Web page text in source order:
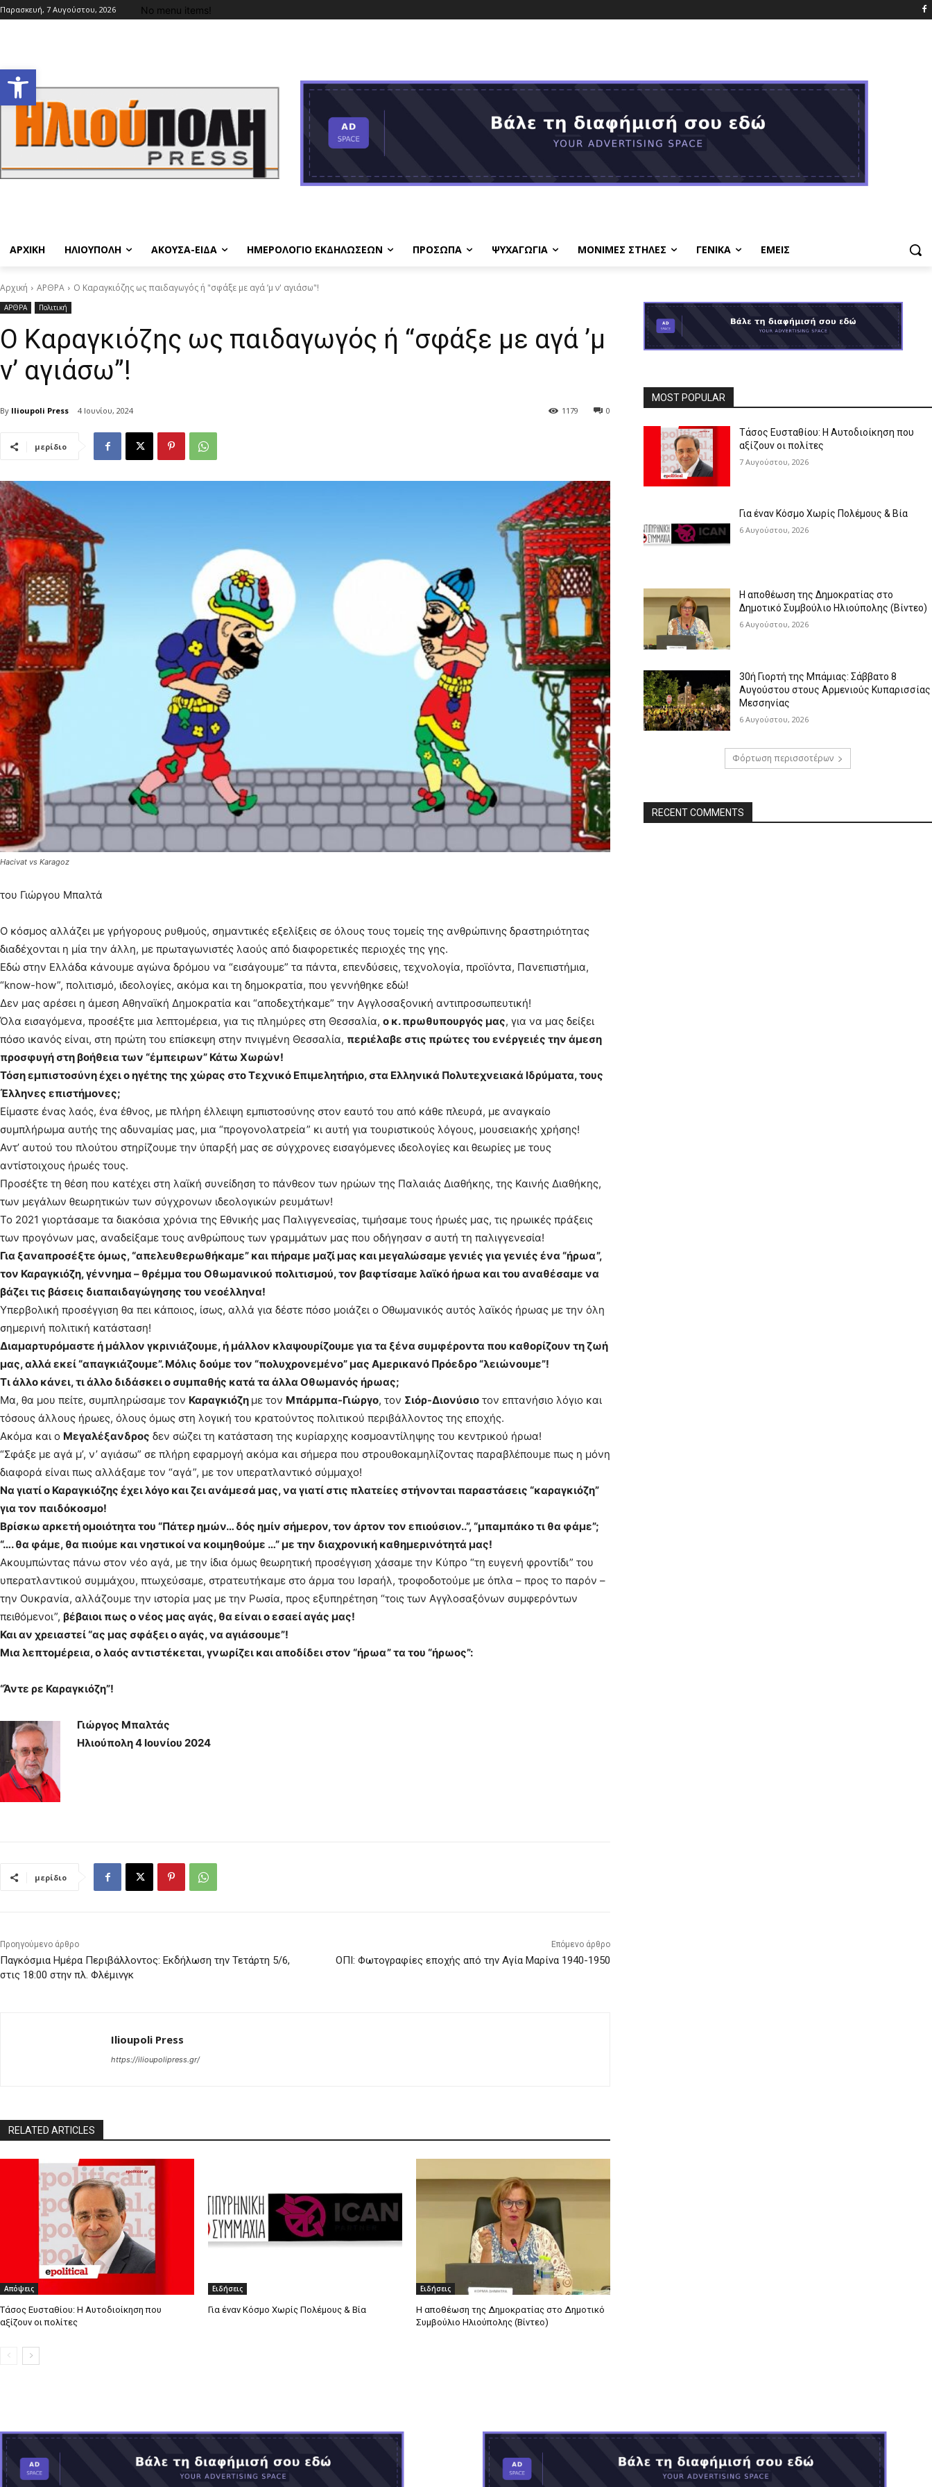
Ανοίξτε τη γραμμή εργαλείων
Παρασκευή, 7 Αυγούστου, 2026 No menu items!
ΑΡΧΙΚΗ ΗΛΙΟΥΠΟΛΗ ΑΚΟΥΣΑ-ΕΙΔΑ ΗΜΕΡΟΛΟΓΙΟ ΕΚΔΗΛΩΣΕΩΝ ΠΡΟΣΩΠΑ ΨΥΧΑΓΩΓΙΑ ΜΟΝΙΜΕΣ ΣΤΗΛΕΣ ΓΕΝΙΚΑ ΕΜΕΙΣ
Αρχική ΑΡΘΡΑ Ο Καραγκιόζης ως παιδαγωγός ή "σφάξε με αγά ’μ ν' αγιάσω"!
ΑΡΘΡΑ Πολιτική
Ο Καραγκιόζης ως παιδαγωγός ή “σφάξε με αγά ’μ
ν’ αγιάσω”!
By Ilioupoli Press 4 Ιουνίου, 2024 0
1179
μερίδιο
Hacivat vs Karagoz
του Γιώργου Μπαλτά
Ο κόσμος αλλάζει με γρήγορους ρυθμούς, σημαντικές εξελίξεις σε όλους τους τομείς της ανθρώπινης δραστηριότητας
διαδέχονται η μία την άλλη, με πρωταγωνιστές λαούς από διαφορετικές περιοχές της γης.
Εδώ στην Ελλάδα κάνουμε αγώνα δρόμου να “εισάγουμε” τα πάντα, επενδύσεις, τεχνολογία, προϊόντα, Πανεπιστήμια,
“know-how”, πολιτισμό, ιδεολογίες, ακόμα και τη δημοκρατία, που γεννήθηκε εδώ!
Δεν μας αρέσει η άμεση Αθηναϊκή Δημοκρατία και “αποδεχτήκαμε” την Αγγλοσαξονική αντιπροσωπευτική!
Όλα εισαγόμενα, προσέξτε μια λεπτομέρεια, για τις πλημύρες στη Θεσσαλία, ο κ. πρωθυπουργός μας, για να μας δείξει
πόσο ικανός είναι, στη πρώτη του επίσκεψη στην πνιγμένη Θεσσαλία, περιέλαβε στις πρώτες του ενέργειές την άμεση
προσφυγή στη βοήθεια των “έμπειρων” Κάτω Χωρών!
Τόση εμπιστοσύνη έχει ο ηγέτης της χώρας στο Τεχνικό Επιμελητήριο, στα Ελληνικά Πολυτεχνειακά Ιδρύματα, τους
Έλληνες επιστήμονες;
Είμαστε ένας λαός, ένα έθνος, με πλήρη έλλειψη εμπιστοσύνης στον εαυτό του από κάθε πλευρά, με αναγκαίο
συμπλήρωμα αυτής της αδυναμίας μας, μια “προγονολατρεία” κι αυτή για τουριστικούς λόγους, μουσειακής χρήσης!
Αντ’ αυτού του πλούτου στηρίζουμε την ύπαρξή μας σε σύγχρονες εισαγόμενες ιδεολογίες και θεωρίες με τους
αντίστοιχους ήρωές τους.
Προσέξτε τη θέση που κατέχει στη λαϊκή συνείδηση το πάνθεον των ηρώων της Παλαιάς Διαθήκης, της Καινής Διαθήκης,
των μεγάλων θεωρητικών των σύγχρονων ιδεολογικών ρευμάτων!
Το 2021 γιορτάσαμε τα διακόσια χρόνια της Εθνικής μας Παλιγγενεσίας, τιμήσαμε τους ήρωές μας, τις ηρωικές πράξεις
των προγόνων μας, αναδείξαμε τους ανθρώπους των γραμμάτων μας που οδήγησαν σ αυτή τη παλιγγενεσία!
Για ξαναπροσέξτε όμως, “απελευθερωθήκαμε” και πήραμε μαζί μας και μεγαλώσαμε γενιές για γενιές ένα “ήρωα”,
τον Καραγκιόζη, γέννημα – θρέμμα του Οθωμανικού πολιτισμού, τον βαφτίσαμε λαϊκό ήρωα και του αναθέσαμε να
βάζει τις βάσεις διαπαιδαγώγησης του νεοέλληνα!
Υπερβολική προσέγγιση θα πει κάποιος, ίσως, αλλά για δέστε πόσο μοιάζει ο Οθωμανικός αυτός λαϊκός ήρωας με την όλη
σημερινή πολιτική κατάσταση!
Διαμαρτυρόμαστε ή μάλλον γκρινιάζουμε, ή μάλλον κλαψουρίζουμε για τα ξένα συμφέροντα που καθορίζουν τη ζωή
μας, αλλά εκεί “απαγκιάζουμε”. Μόλις δούμε τον “πολυχρονεμένο” μας Αμερικανό Πρόεδρο “λειώνουμε”!
Τι άλλο κάνει, τι άλλο διδάσκει ο συμπαθής κατά τα άλλα Οθωμανός ήρωας;
Μα, θα μου πείτε, συμπληρώσαμε τον Καραγκιόζη με τον Μπάρμπα-Γιώργο, τον Σιόρ-Διονύσιο τον επτανήσιο λόγιο και
τόσους άλλους ήρωες, όλους όμως στη λογική του κρατούντος πολιτικού περιβάλλοντος της εποχής.
Ακόμα και ο Μεγαλέξανδρος δεν σώζει τη κατάσταση της κυρίαρχης κοσμοαντίληψης του κεντρικού ήρωα!
“Σφάξε με αγά μ’, ν’ αγιάσω” σε πλήρη εφαρμογή ακόμα και σήμερα που στρουθοκαμηλίζοντας παραβλέπουμε πως η μόνη
διαφορά είναι πως αλλάξαμε τον “αγά”, με τον υπερατλαντικό σύμμαχο!
Να γιατί ο Καραγκιόζης έχει λόγο και ζει ανάμεσά μας, να γιατί στις πλατείες στήνονται παραστάσεις “καραγκιόζη”
για τον παιδόκοσμο!
Βρίσκω αρκετή ομοιότητα του “Πάτερ ημών… δός ημίν σήμερον, τον άρτον τον επιούσιον..”, “μπαμπάκο τι θα φάμε”;
“…. θα φάμε, θα πιούμε και νηστικοί να κοιμηθούμε …” με την διαχρονική καθημερινότητά μας!
Ακουμπώντας πάνω στον νέο αγά, με την ίδια όμως θεωρητική προσέγγιση χάσαμε την Κύπρο “τη ευγενή φροντίδι” του
υπερατλαντικού συμμάχου, πτωχεύσαμε, στρατευτήκαμε στο άρμα του Ισραήλ, τροφοδοτούμε με όπλα – προς το παρόν –
την Ουκρανία, αλλάζουμε την ιστορία μας με την Ρωσία, προς εξυπηρέτηση “τοις των Αγγλοσαξόνων συμφερόντων
πειθόμενοι”, βέβαιοι πως ο νέος μας αγάς, θα είναι ο εσαεί αγάς μας!
Και αν χρειαστεί “ας μας σφάξει ο αγάς, να αγιάσουμε”!
Μια λεπτομέρεια, ο λαός αντιστέκεται, γνωρίζει και αποδίδει στον “ήρωα” τα του “ήρωος”:
“Άντε ρε Καραγκιόζη”!
Γιώργος Μπαλτάς
Ηλιούπολη 4 Ιουνίου 2024
μερίδιο
Προηγούμενο άρθρο
Παγκόσμια Ημέρα Περιβάλλοντος: Εκδήλωση την Τετάρτη 5/6,
στις 18:00 στην πλ. Φλέμινγκ
Επόμενο άρθρο
ΟΠΙ: Φωτογραφίες εποχής από την Αγία Μαρίνα 1940-1950
Ilioupoli Press
https://ilioupolipress.gr/
RELATED ARTICLES
Απόψεις
Τάσος Ευσταθίου: Η Αυτοδιοίκηση που
αξίζουν οι πολίτες
Ειδήσεις
Για έναν Κόσμο Χωρίς Πολέμους & Βία
Ειδήσεις
Η αποθέωση της Δημοκρατίας στο Δημοτικό
Συμβούλιο Ηλιούπολης (Βίντεο)
MOST POPULAR
Τάσος Ευσταθίου: Η Αυτοδιοίκηση που
αξίζουν οι πολίτες
7 Αυγούστου, 2026
Για έναν Κόσμο Χωρίς Πολέμους & Βία
6 Αυγούστου, 2026
Η αποθέωση της Δημοκρατίας στο
Δημοτικό Συμβούλιο Ηλιούπολης (Βίντεο)
6 Αυγούστου, 2026
30ή Γιορτή της Μπάμιας: Σάββατο 8
Αυγούστου στους Αρμενιούς Κυπαρισσίας
Μεσσηνίας
6 Αυγούστου, 2026
Φόρτωση περισσοτέρων
RECENT COMMENTS